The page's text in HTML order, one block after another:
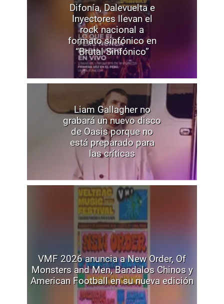
Difonía, Dalevuelta e
Inyectores llevan el
rock nacional a
formato sinfónico en
“Brutal Sinfónico”
Liam Gallagher no
grabará un nuevo disco
de Oasis porque no
está preparado para
las críticas
VMF 2026 anuncia a New Order, Of
Monsters and Men, Bandalos Chinos y
American Football en su nueva edición